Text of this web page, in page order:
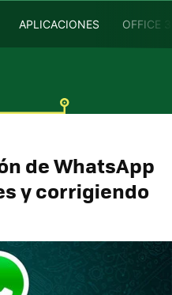
APLICACIONES OFFICE
de WhatsApp
y corrigiendo